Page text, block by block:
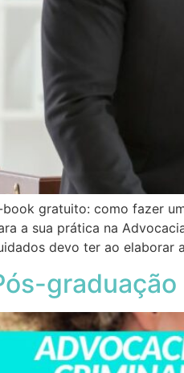
book gratuito: como fazer
a sua prática na
devo ter ao elaborar